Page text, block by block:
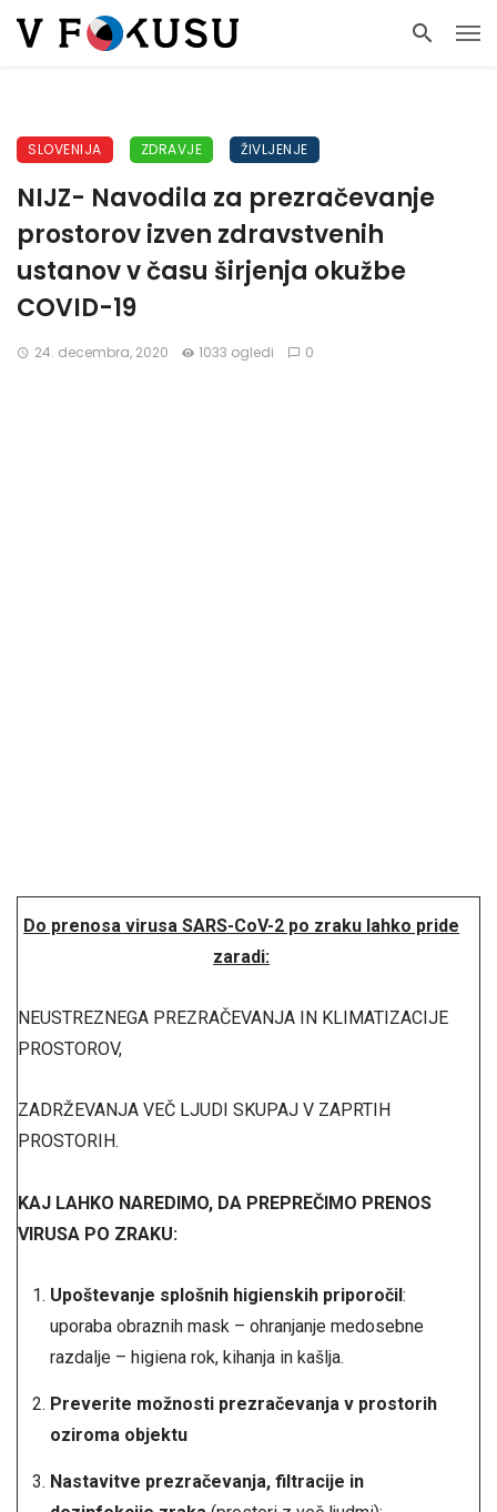
SLOVENIJA ZDRAVJE ŽIVLJENJE
NIJZ- Navodila za prezračevanje
prostorov izven zdravstvenih
ustanov v času širjenja okužbe
COVID-19
24. decembra, 2020 1033 ogledi 0
Do prenosa virusa SARS-CoV-2 po zraku lahko pride
zaradi:
NEUSTREZNEGA PREZRAČEVANJA IN KLIMATIZACIJE
PROSTOROV,
ZADRŽEVANJA VEČ LJUDI SKUPAJ V ZAPRTIH
PROSTORIH.
KAJ LAHKO NAREDIMO, DA PREPREČIMO PRENOS
VIRUSA PO ZRAKU:
Upoštevanje splošnih higienskih priporočil:
uporaba obraznih mask – ohranjanje medosebne
razdalje – higiena rok, kihanja in kašlja.
Preverite možnosti prezračevanja v prostorih
oziroma objektu
Nastavitve prezračevanja, filtracije in